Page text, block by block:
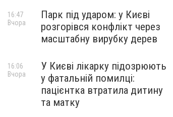
Парк під ударом: у Києві
розгорівся конфлікт через
масштабну вирубку дерев
16:47
Вчора
У Києві лікарку підозрюють
у фатальній помилці:
пацієнтка втратила дитину
та матку
16:06
Вчора